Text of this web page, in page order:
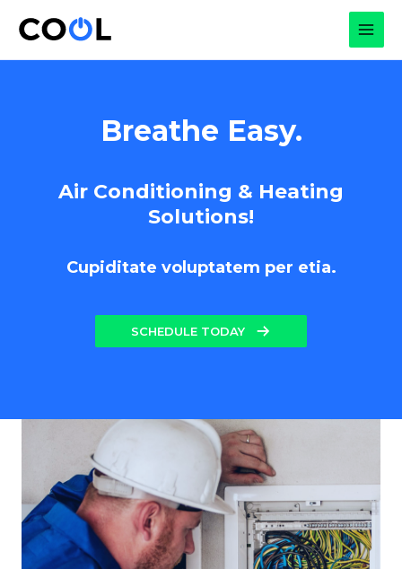
Breathe Easy.
Air Conditioning & Heating
Solutions!
Cupiditate voluptatem per etia.
SCHEDULE TODAY